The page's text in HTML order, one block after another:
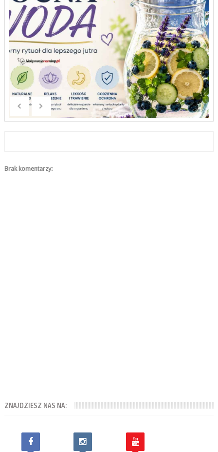
Brak komentarzy:
ZNAJDZIESZ NAS NA: